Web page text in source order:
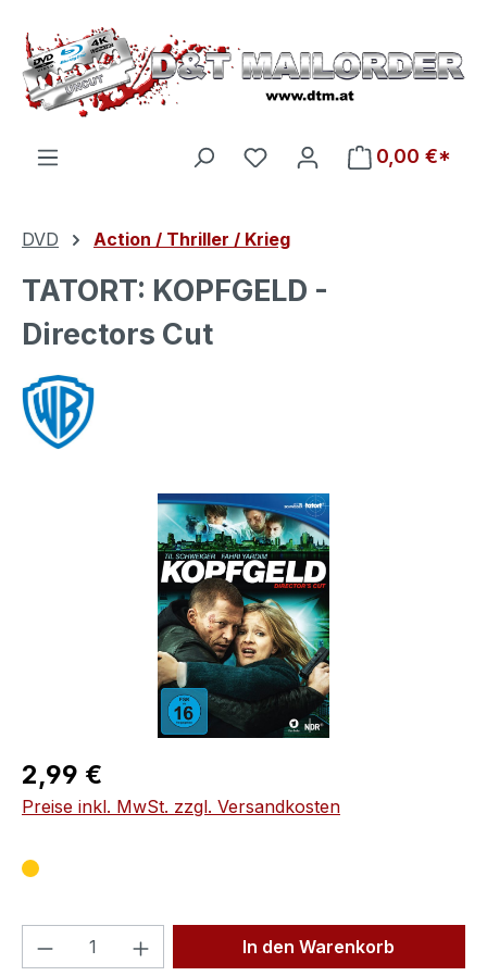
Zum Hauptinhalt springen
Du hast 0 Produkte auf
0,00 €*
DVD Action / Thriller / Krieg
TATORT: KOPFGELD -
Directors Cut
Bildergalerie überspringen
Regulärer Preis:
2,99 €
Preise inkl. MwSt. zzgl. Versandkosten
Produkt Anzahl: Gib denIn den Warenkorb